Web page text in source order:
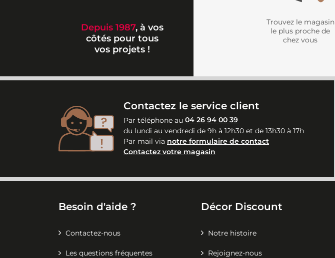
Depuis 1987, à vos
côtés pour tous
vos projets !
Trouvez le magasin
le plus proche de
chez vous
Contactez le service client
Par téléphone au 04 26 94 00 39
du lundi au vendredi de 9h à 12h30 et de 13h30 à 17h
Par mail via notre formulaire de contact
Contactez votre magasin
Besoin d'aide ?
Contactez-nous
Les questions fréquentes
Décor Discount
Notre histoire
Rejoignez-nous